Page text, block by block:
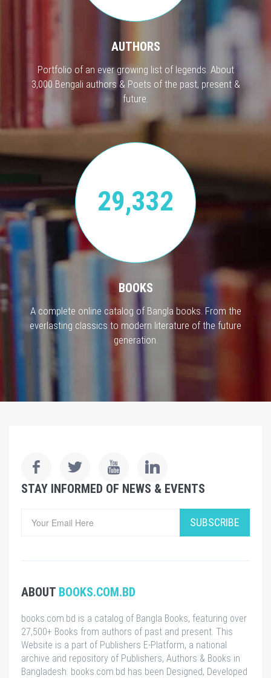
AUTHORS
Portfolio of an ever growing list of legends. About
3,000 Bengali authors & Poets of the past, present &
future.
29,332
BOOKS
A complete online catalog of Bangla books. From the
everlasting classics to modern literature of the future
generation.
STAY INFORMED OF NEWS & EVENTS
SUBSCRIBE
ABOUT BOOKS.COM.BD
books.com.bd is a catalog of Bangla Books, featuring over
27,500+ Books from authors of past and present. This
Website is a part of Publishers E-Platform, a national
archive and repository of Publishers, Authors & Books in
Bangladesh. books.com.bd has been Designed, Developed